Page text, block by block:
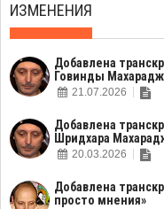
ИЗМЕНЕНИЯ
Добавлена
Говинды
21.07.2026
Добавлена
Шридхара
20.03.2026
Добавлена
просто мнения»